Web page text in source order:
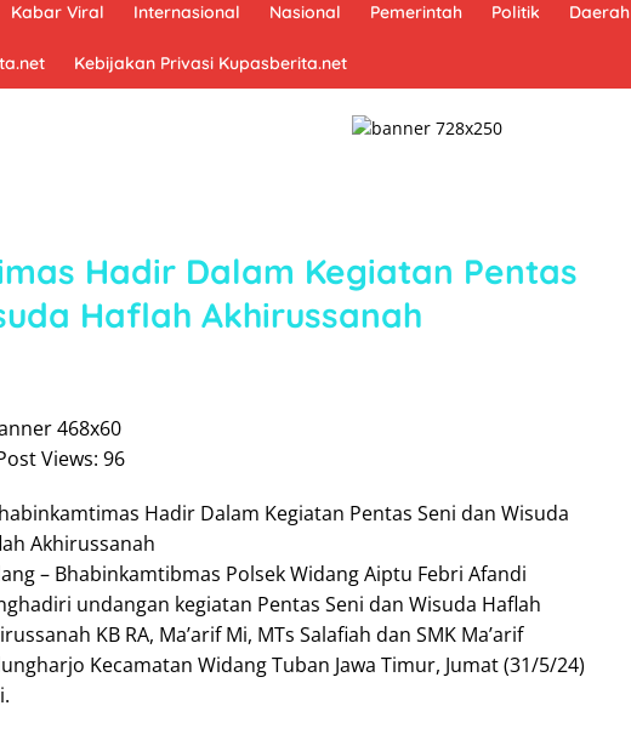
Kabar Viral Internasional Nasional Pemerintah Politik Daerah
Kebijakan Privasi Kupasberita.net
Hadir Dalam Kegiatan Pentas
Haflah Akhirussanah
Views: 96
– Bhabinkamtibmas Polsek Widang Aiptu Febri Afandi
undangan kegiatan Pentas Seni dan Wisuda Haflah
KB RA, Ma’arif Mi, MTs Salafiah dan SMK Ma’arif
Kecamatan Widang Tuban Jawa Timur, Jumat (31/5/24)